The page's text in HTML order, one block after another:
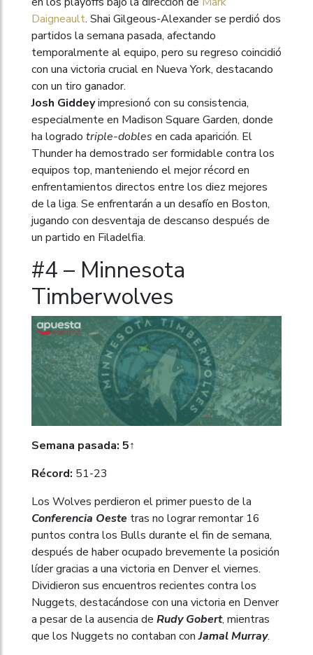
Daigneault. Shai Gilgeous-Alexander se perdió dos
partidos la semana pasada, afectando
temporalmente al equipo, pero su regreso coincidió
con una victoria crucial en Nueva York, destacando
con un tiro ganador.
Josh Giddeyimpresionó con su consistencia,
especialmente en Madison Square Garden, donde
ha logrado triple-dobles en cada aparición. El
Thunder ha demostrado ser formidable contra los
equipos top, manteniendo el mejor récord en
enfrentamientos directos entre los diez mejores
de la liga. Se enfrentarán a un desafío en Boston,
jugando con desventaja de descanso después de
un partido en Filadelfia.
#4 – Minnesota
Timberwolves
Semana pasada: 5↑
Récord: 51-23
Los Wolves perdieron el primer puesto de la
Conferencia Oeste tras no lograr remontar 16
puntos contra los Bulls durante el fin de semana,
después de haber ocupado brevemente la posición
líder gracias a una victoria en Denver el viernes.
Dividieron sus encuentros recientes contra los
Nuggets, destacándose con una victoria en Denver
a pesar de la ausencia de Rudy Gobert, mientras
que los Nuggets no contaban conJamal Murray.